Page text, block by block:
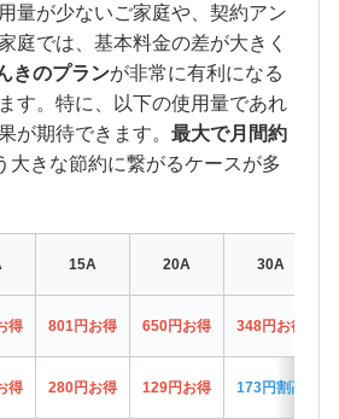
量が少ないご家庭や、契約アン
庭では、基本料金の差が大きく
きのプランが非常に有利になる
す。特に、
以下の使用量であれ
が期待できます。 最大で月間約
大きな節約に繋がるケースが多
15A 20A 30A
得 801円お得 650円お得 348円お得
得 280円お得 129円お得 173円割高